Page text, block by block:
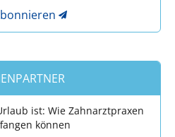
ist: Wie Zahnarztpraxen
können